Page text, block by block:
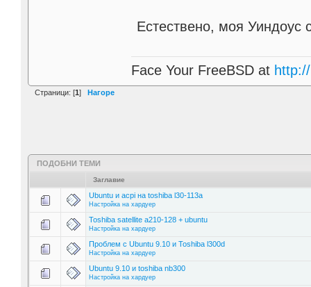
Естествено, моя Уиндоус
Face Your FreeBSD at
Страници: [1 ] Нагоре
ПОДОБНИ ТЕМИ
Заглавие
Ubuntu и acpi на toshiba l30-113a
Настройка на хардуер
Toshiba satellite a210-128 + ubuntu
Настройка на хардуер
Проблем с Ubuntu 9.10 и Toshiba l300d
Настройка на хардуер
Ubuntu 9.10 и toshiba nb300
Настройка на хардуер